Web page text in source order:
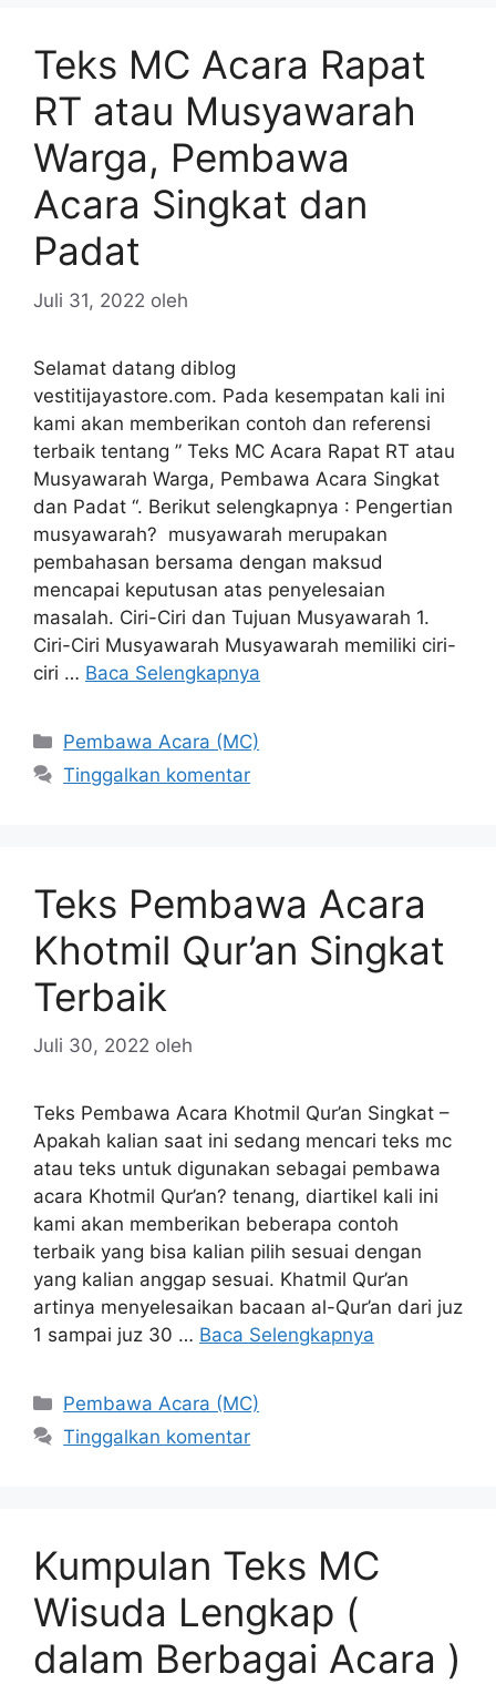
Teks MC Acara Rapat
RT atau Musyawarah
Warga, Pembawa
Acara Singkat dan
Padat
Juli 31, 2022 oleh
Selamat datang diblog
vestitijayastore.com. Pada kesempatan kali ini
kami akan memberikan contoh dan referensi
terbaik tentang ” Teks MC Acara Rapat RT atau
Musyawarah Warga, Pembawa Acara Singkat
dan Padat “. Berikut selengkapnya : Pengertian
musyawarah? musyawarah merupakan
pembahasan bersama dengan maksud
mencapai keputusan atas penyelesaian
masalah. Ciri-Ciri dan Tujuan Musyawarah 1.
Ciri-Ciri Musyawarah Musyawarah memiliki ciri-
ciri … Baca Selengkapnya
Kategori
Pembawa Acara (MC)
Tinggalkan komentar
Teks Pembawa Acara
Khotmil Qur’an Singkat
Terbaik
Juli 30, 2022 oleh
Teks Pembawa Acara Khotmil Qur’an Singkat –
Apakah kalian saat ini sedang mencari teks mc
atau teks untuk digunakan sebagai pembawa
acara Khotmil Qur’an? tenang, diartikel kali ini
kami akan memberikan beberapa contoh
terbaik yang bisa kalian pilih sesuai dengan
yang kalian anggap sesuai. Khatmil Qur’an
artinya menyelesaikan bacaan al-Qur’an dari juz
1 sampai juz 30 … Baca Selengkapnya
Kategori
Pembawa Acara (MC)
Tinggalkan komentar
Kumpulan Teks MC
Wisuda Lengkap (
dalam Berbagai Acara )